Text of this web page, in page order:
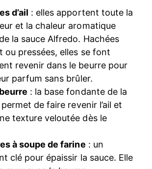
d’ail : elles apportent toute la
et la chaleur aromatique
la sauce Alfredo. Hachées
ou pressées, elles se font
revenir dans le beurre pour
parfum sans brûler.
: la base fondante de la
de faire revenir l’ail et
texture veloutée dès le
à soupe de farine : un
clé pour épaissir la sauce. Elle